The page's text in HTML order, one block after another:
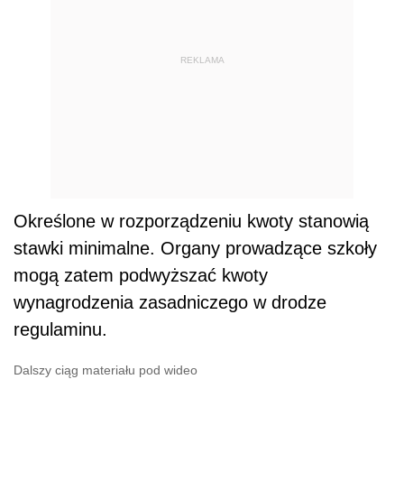
REKLAMA
Określone w rozporządzeniu kwoty stanowią
stawki minimalne. Organy prowadzące szkoły
mogą zatem podwyższać kwoty
wynagrodzenia zasadniczego w drodze
regulaminu.
Dalszy ciąg materiału pod wideo